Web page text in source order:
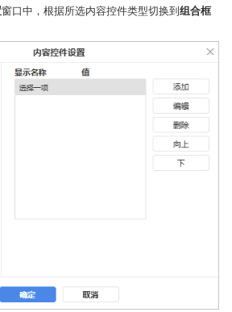
窗口中，根据所选内容控件类型切换到组合框